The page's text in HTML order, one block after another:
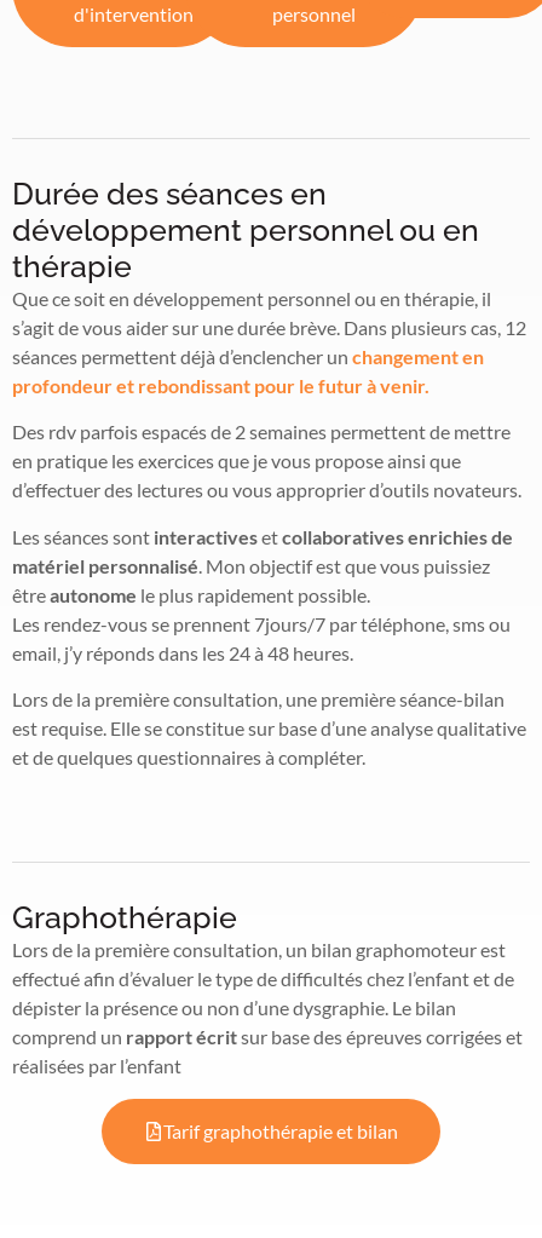
d'intervention
personnel
Durée des séances en
développement personnel ou en
thérapie
Que ce soit en développement personnel ou en thérapie, il
s’agit de vous aider sur une durée brève. Dans plusieurs cas, 12
séances permettent déjà d’enclencher un changement en
profondeur et rebondissant pour le futur à venir.
Des rdv parfois espacés de 2 semaines permettent de mettre
en pratique les exercices que je vous propose ainsi que
d’effectuer des lectures ou vous approprier d’outils novateurs.
Les séances sont interactivesetcollaboratives enrichies de
matériel personnalisé . Mon objectif est que vous puissiez
êtreautonome le plus rapidement possible.
Les rendez-vous se prennent 7jours/7 par téléphone, sms ou
email, j’y réponds dans les 24 à 48 heures.
Lors de la première consultation, une première séance-bilan
est requise. Elle se constitue sur base d’une analyse qualitative
et de quelques questionnaires à compléter.
Graphothérapie
Lors de la première consultation, un bilan graphomoteur est
effectué afin d’évaluer le type de difficultés chez l’enfant et de
dépister la présence ou non d’une dysgraphie. Le bilan
comprend un rapport écritsur base des épreuves corrigées et
réalisées par l’enfant
Tarif graphothérapie et bilan